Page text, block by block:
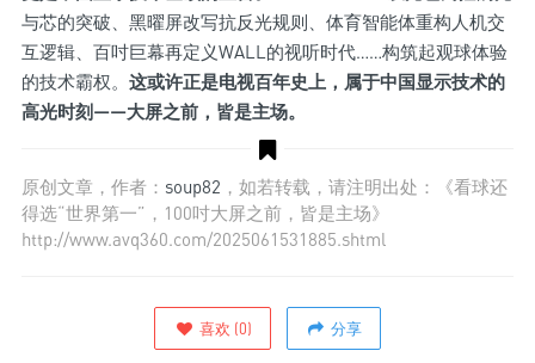
与芯的突破、黑曜屏改写抗反光规则、体育智能体重构人机交
互逻辑、百吋巨幕再定义WALL的视听时代……构筑起观球体验
的技术霸权。 这或许正是电视百年史上，属于中国显示技术的
高光时刻——大屏之前，皆是主场。
原创文章，作者： soup82 ，如若转载，请注明出处：《看球还
得选“世界第一”，100吋大屏之前，皆是主场》
http://www.avq360.com/2025061531885.shtml
喜欢 (0) 分享